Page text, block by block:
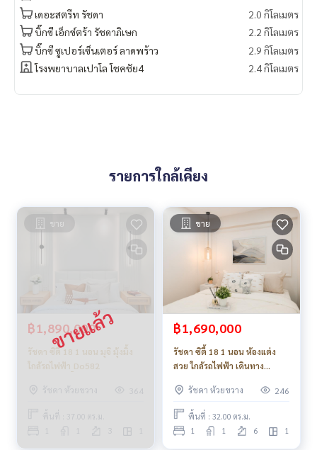
อยากดูคอนโด ต้องที่
DoCondo.com
เดอะสตรีท รัชดา
2.0 กิโลเมตร
บิ๊กซี เอ็กซ์ตร้า รัชดาภิเษก
2.2 กิโลเมตร
บิ๊กซี ซูเปอร์เซ็นเตอร์ ลาดพร้าว
2.9 กิโลเมตร
โรงพยาบาลเปาโล โชคชัย4
2.4 กิโลเมตร
รายการใกล้เคียง
ขาย
฿1,890,000
รัชดา ซิตี้ 18 1 นอน มุจิ มุ้งมิ้ง
ใกล้รถไฟฟ้า_Do582
รัชดา ห้วยขวาง 364
พื้นที่ : 37.00 ตร.ม.
ขาย
฿1,690,000
รัชดา ซิตี้ 18 1 นอน ห้องแต่ง
สวย ใกล้รถไฟฟ้า เดินทาง
รัชดา ห้วยขวาง
246
พื้นที่ : 32.00 ตร.ม.
1 1 6 1